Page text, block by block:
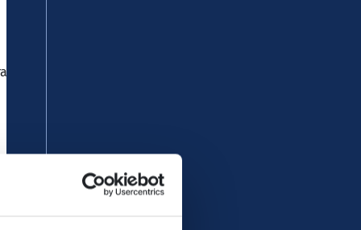
in der Löhrstraße.
„Zentralplatz/Forum“ geführt.
werden nicht angefahren.